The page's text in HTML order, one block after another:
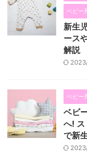
ベビー
新生
ース
解説
ベビー
ベビ
へ! ス
で新